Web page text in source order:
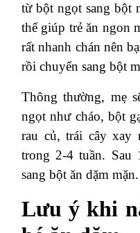
từ bột ngọt sang bột
thể giúp trẻ ăn ngon
rất nhanh chán nên
rồi chuyển sang bột
Thông thường, mẹ
ngọt như cháo, bột
rau củ, trái cây xay
trong 2-4 tuần. Sau
sang bột ăn dặm mặn.
Lưu ý khi